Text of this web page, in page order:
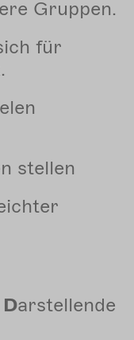
Gruppen.
für
stellen
Darstellende